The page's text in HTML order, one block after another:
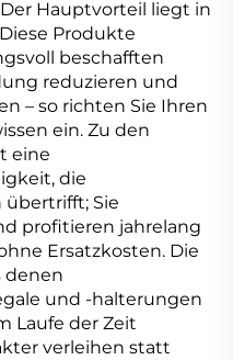
Hauptvorteil liegt in
Produkte
beschafften
reduzieren und
– so richten Sie Ihren
ein. Zu den
eine
die
Sie
profitieren jahrelang
Ersatzkosten. Die
denen
und -halterungen
Laufe der Zeit
verleihen statt